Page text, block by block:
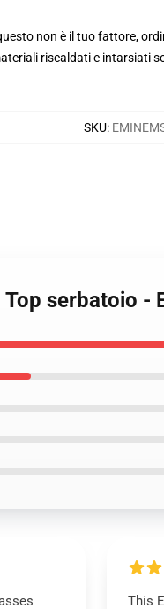
non è il tuo fattore,
riscaldati e intarsiati
SKU:
serbatoio -
This